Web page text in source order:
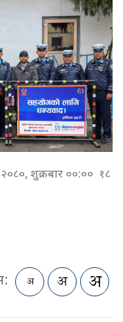
२०८०, शुक्रबार ००:०० १८